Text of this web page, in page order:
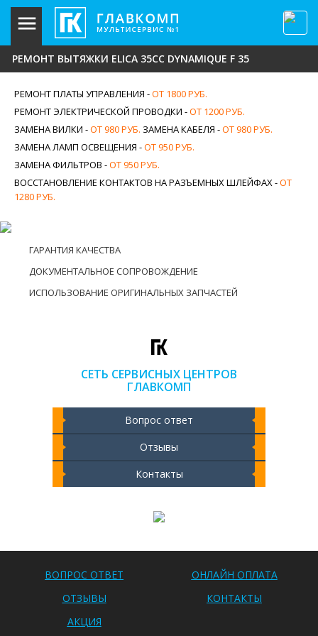
СЕТЬ СЕРВИСНЫХ ЦЕНТРОВ
ГЛАВКОМП
Вопрос ответ
Отзывы
Контакты
РЕМОНТ ВЫТЯЖКИ ELICA 35CC DYNAMIQUE F 35
РЕМОНТ ПЛАТЫ УПРАВЛЕНИЯ -ОТ 1800 РУБ.
РЕМОНТ ЭЛЕКТРИЧЕСКОЙ ПРОВОДКИ -ОТ 1200 РУБ.
ЗАМЕНА ВИЛКИ -ОТ 980 РУБ. ЗАМЕНА КАБЕЛЯ -ОТ 980 РУБ.
ЗАМЕНА ЛАМП ОСВЕЩЕНИЯ -ОТ 950 РУБ.
ЗАМЕНА ФИЛЬТРОВ -ОТ 950 РУБ.
ВОССТАНОВЛЕНИЕ КОНТАКТОВ НА РАЗЪЕМНЫХ ШЛЕЙФАХ -ОТ
1280 РУБ.
ГАРАНТИЯ КАЧЕСТВА
ДОКУМЕНТАЛЬНОЕ СОПРОВОЖДЕНИЕ
ИСПОЛЬЗОВАНИЕ ОРИГИНАЛЬНЫХ ЗАПЧАСТЕЙ
ВОПРОС ОТВЕТ
ОНЛАЙН ОПЛАТА
ОТЗЫВЫ
КОНТАКТЫ
АКЦИЯ